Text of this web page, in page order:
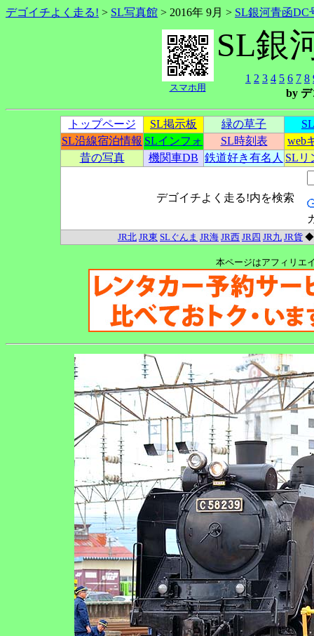
デゴイチよく走る! > SL写真館 > 2016年 9月 > SL銀河青函DC
スマホ用
SL銀
1 2 3 4 5 6 7 8
by
トップページ SL掲示板 緑の草子
SL沿線宿泊情報 SLインフォ SL時刻表
web
昔の写真
機関車DB 鉄道好き有名人 SLリ
デゴイチよく走る!内を検索
JR北 JR東 SLぐんま JR海 JR西 JR四 JR九 JR貨
本ページはアフィリエ